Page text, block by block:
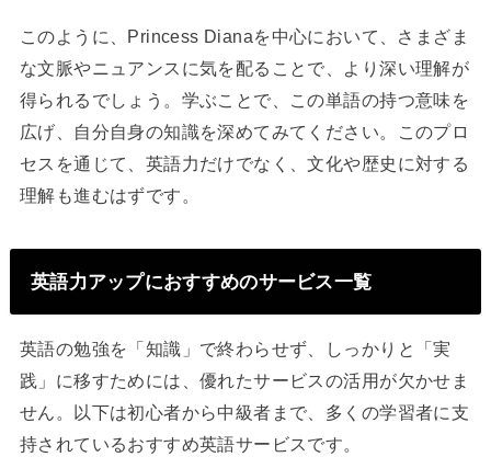
このように、Princess Dianaを中心において、さまざま
な文脈やニュアンスに気を配ることで、より深い理解が
得られるでしょう。学ぶことで、この単語の持つ意味を
広げ、自分自身の知識を深めてみてください。このプロ
セスを通じて、英語力だけでなく、文化や歴史に対する
理解も進むはずです。
英語力アップにおすすめのサービス一覧
英語の勉強を「知識」で終わらせず、しっかりと「実
践」に移すためには、優れたサービスの活用が欠かせま
せん。以下は初心者から中級者まで、多くの学習者に支
持されているおすすめ英語サービスです。